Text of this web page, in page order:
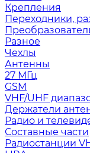
Крепления
Переходники,
Разное
Чехлы
Антенны
27 МГц
GSM
VHF/UHF
Держатели
Радио и
Составные части
Радиостанции